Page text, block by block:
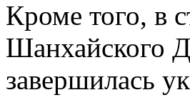
Кроме того, в
Шанхайского
завершилась